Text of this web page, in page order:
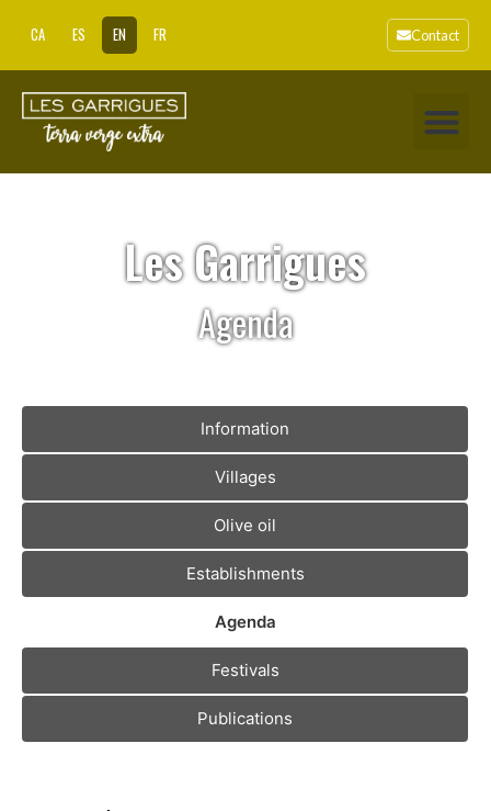
CA ES EN FR Contact
Les Garrigues
Agenda
Information
Villages
Olive oil
Establishments
Agenda
Festivals
Publications